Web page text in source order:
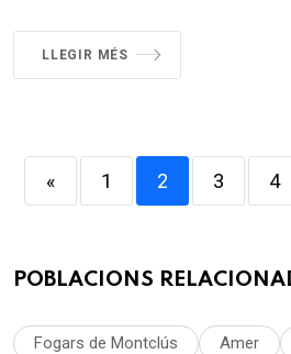
LLEGIR MÉS
« 1 2 3 4
POBLACIONS
Fogars de Montclús Amer